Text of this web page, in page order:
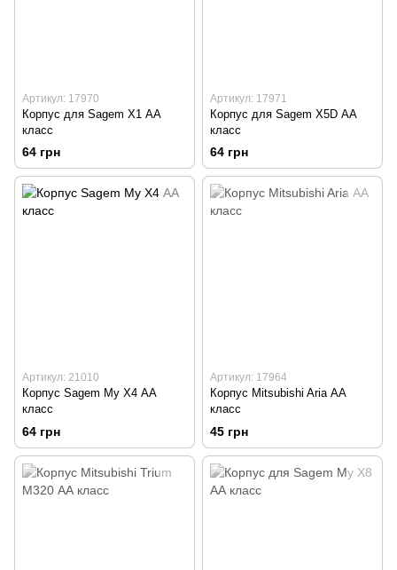
Артикул: 17970
Корпус для Sagem X1 АА
класс
64 грн
Артикул: 17971
Корпус для Sagem X5D АА
класс
64 грн
Артикул: 21010
Корпус Sagem My X4 АА
класс
64 грн
Артикул: 17964
Корпус Mitsubishi Aria АА
класс
45 грн